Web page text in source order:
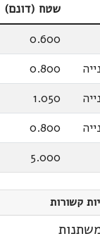
שטח (דונם)
0.600
0.800
1.050
0.800
5.000
קשורות